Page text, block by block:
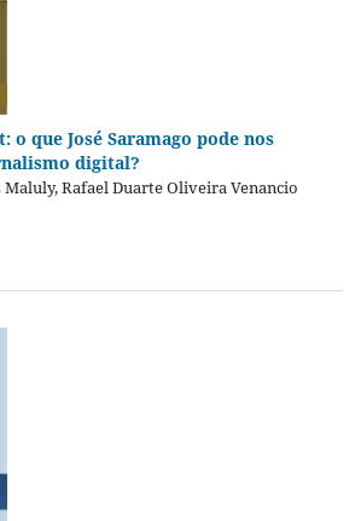
o que José Saramago pode nos
digital?
Rafael Duarte Oliveira Venancio